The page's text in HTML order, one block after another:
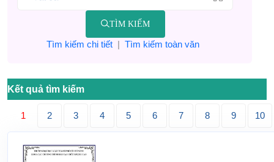
TÌM KIẾM
Tìm kiếm chi tiết| Tìm kiếm toàn văn
Kết quả tìm kiếm
1 2 3 4 5 6 7 8 9 10